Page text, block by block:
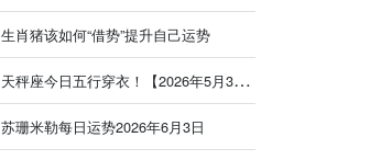
生肖猪该如何“借势”提升自己运势
天秤座今日五行穿衣！【2026年5月30日】
苏珊米勒每日运势2026年6月3日